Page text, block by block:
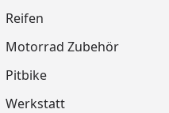
Reifen
Motorrad Zubehör
Pitbike
Werkstatt